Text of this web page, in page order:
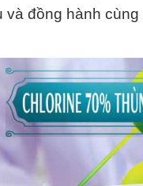
đồng hành